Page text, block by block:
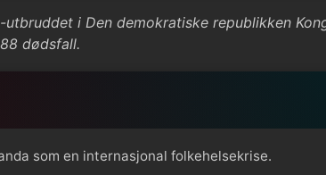
i Den demokratiske republikken
dødsfall.
som en internasjonal folkehelsekrise.